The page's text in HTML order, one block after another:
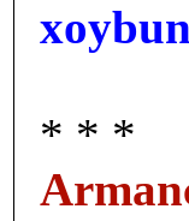
* * *